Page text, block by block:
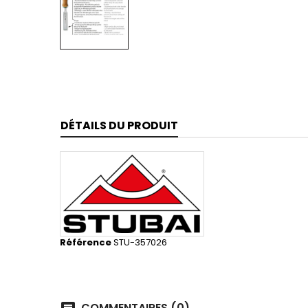
DÉTAILS DU PRODUIT
RéférenceSTU-357026